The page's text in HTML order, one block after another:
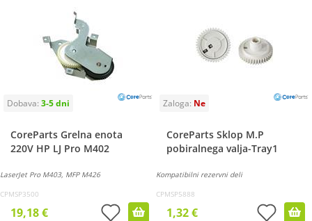
CoreParts Grelna enota
220V HP LJ Pro M402
LaserJet Pro M403, MFP M426
CPMSP3500
19,18 €
CoreParts Sklop M.P
pobiralnega valja-Tray1
Kompatibilni rezervni deli
CPMSP5888
1,32 €